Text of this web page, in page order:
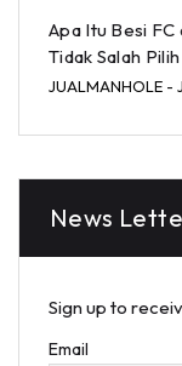
Apa Itu Besi
Tidak Salah
JUALMANHOLE -
News
Sign up to
Email